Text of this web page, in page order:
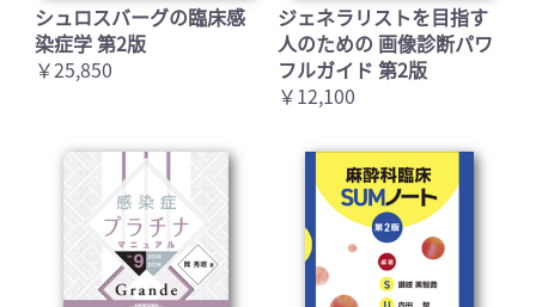
シュロスバーグの臨床感
染症学 第2版
￥25,850
ジェネラリストを目指す
人のための 画像診断パワ
フルガイド 第2版
￥12,100